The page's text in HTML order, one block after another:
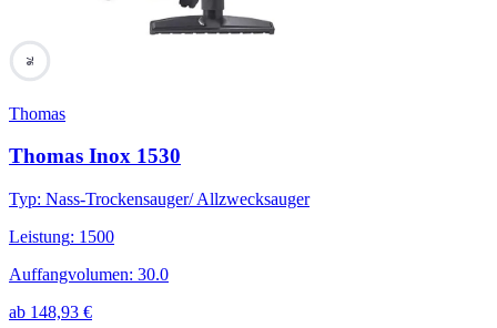
76
Thomas
Thomas Inox 1530
Typ: Nass-Trockensauger/ Allzwecksauger
Leistung: 1500
Auffangvolumen: 30.0
ab 148,93 €